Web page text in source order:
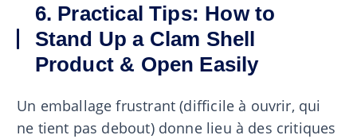
6. Practical Tips: How to
Stand Up a Clam Shell
Product & Open Easily
Un emballage frustrant (difficile à ouvrir, qui
ne tient pas debout) donne lieu à des critiques